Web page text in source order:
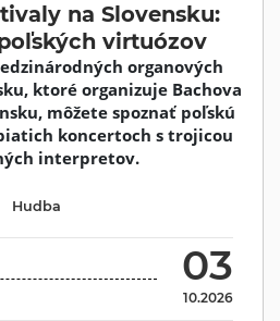
na Slovensku:
virtuózov
organových
ktoré organizuje Bachova
môžete spoznať poľskú
koncertoch s trojicou
interpretov.
03
10.2026
Hudba